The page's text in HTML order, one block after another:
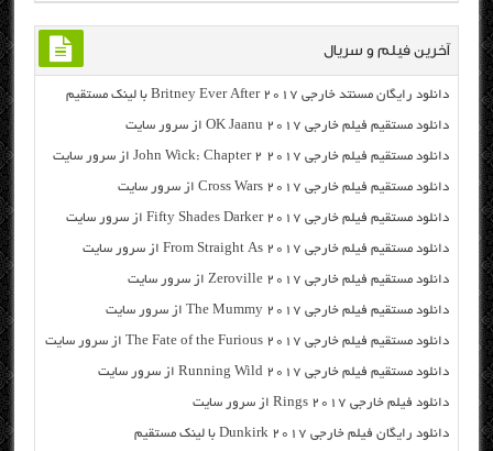
آخرین فیلم و سریال
دانلود رایگان مسنتد خارجی Britney Ever After 2017 با لینک مستقیم
دانلود مستقیم فیلم خارجی OK Jaanu 2017 از سرور سایت
دانلود مستقیم فیلم خارجی John Wick: Chapter 2 2017 از سرور سایت
دانلود مستقیم فیلم خارجی Cross Wars 2017 از سرور سایت
دانلود مستقیم فیلم خارجی Fifty Shades Darker 2017 از سرور سایت
دانلود مستقیم فیلم خارجی From Straight As 2017 از سرور سایت
دانلود مستقیم فیلم خارجی Zeroville 2017 از سرور سایت
دانلود مستقیم فیلم خارجی The Mummy 2017 از سرور سایت
دانلود مستقیم فیلم خارجی The Fate of the Furious 2017 از سرور سایت
دانلود مستقیم فیلم خارجی Running Wild 2017 از سرور سایت
دانلود فیلم خارجی Rings 2017 از سرور سایت
دانلود رایگان فیلم خارجی Dunkirk 2017 با لینک مستقیم